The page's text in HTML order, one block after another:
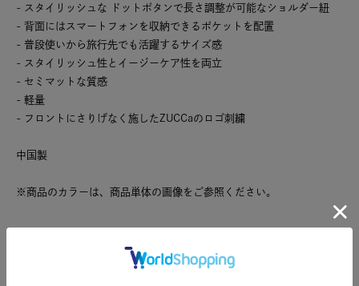
- スタイリッシュな ドットボタンで長さ調整が可能なショルダー紐
- 背面にはスマートフォンを収納できるポケットを配置
- 普段使いから旅行先でも活躍するサイズ感
- スタイリッシュ性とイージーケア性を両立
- セミマットな質感
- 軽量
- フロントにさりげなく施したZUCCaのロゴ刺繍
中国製
※商品のカラーは、商品単体の画像をご参照ください。